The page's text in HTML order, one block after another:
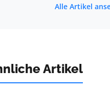
Alle Artikel
Artikel